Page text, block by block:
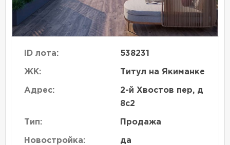
ID лота: 538231
ЖК: Титул на Якиманке
Адрес:
2-й Хвостов пер, д
8с2
Тип: Продажа
Новостройка: да